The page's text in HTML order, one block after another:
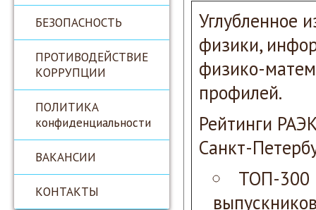
БЕЗОПАСНОСТЬ
ПРОТИВОДЕЙСТВИЕ
КОРРУПЦИИ
ПОЛИТИКА
конфиденциальности
ВАКАНСИИ
КОНТАКТЫ
Углубленное
физики,
физико-
профилей.
Рейтинги
Санкт-
ТОП-300